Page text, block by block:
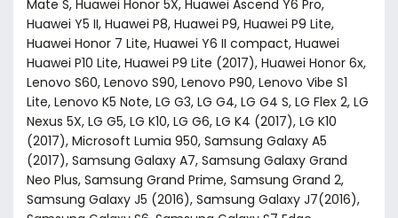
Mate S, Huawei Honor 5X, Huawei Ascend Y6 Pro,
Huawei Y5 II, Huawei P8, Huawei P9, Huawei P9 Lite,
Huawei Honor 7 Lite, Huawei Y6 II compact, Huawei
Huawei P10 Lite, Huawei P9 Lite (2017), Huawei Honor 6x,
Lenovo S60, Lenovo S90, Lenovo P90, Lenovo Vibe S1
Lite, Lenovo K5 Note, LG G3, LG G4, LG G4 S, LG Flex 2, LG
Nexus 5X, LG G5, LG K10, LG G6, LG K4 (2017), LG K10
(2017), Microsoft Lumia 950, Samsung Galaxy A5
(2017), Samsung Galaxy A7, Samsung Galaxy Grand
Neo Plus, Samsung Grand Prime, Samsung Grand 2,
Samsung Galaxy J5 (2016), Samsung Galaxy J7(2016),